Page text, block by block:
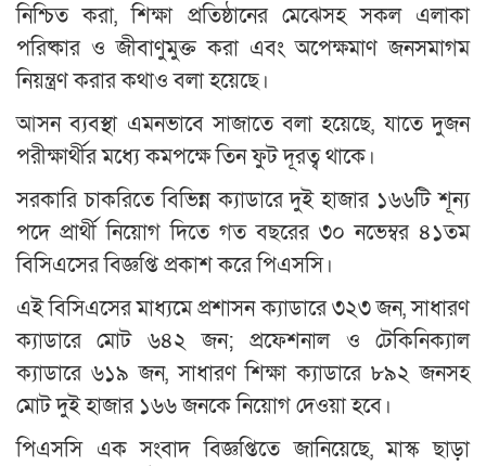
নিশ্চিত করা, শিক্ষা প্রতিষ্ঠানের মেঝেসহ সকল এলাকা
পরিষ্কার ও জীবাণুমুক্ত করা এবং অপেক্ষমাণ জনসমাগম
নিয়ন্ত্রণ করার কথাও বলা হয়েছে।
আসন ব্যবস্থা এমনভাবে সাজাতে বলা হয়েছে, যাতে দুজন
পরীক্ষার্থীর মধ্যে কমপক্ষে তিন ফুট দূরত্ব থাকে।
সরকারি চাকরিতে বিভিন্ন ক্যাডারে দুই হাজার ১৬৬টি শূন্য
পদে প্রার্থী নিয়োগ দিতে গত বছরের ৩০ নভেম্বর ৪১তম
বিসিএসের বিজ্ঞপ্তি প্রকাশ করে পিএসসি।
এই বিসিএসের মাধ্যমে প্রশাসন ক্যাডারে ৩২৩ জন, সাধারণ
ক্যাডারে মোট ৬৪২ জন; প্রফেশনাল ও টেকিনিক্যাল
ক্যাডারে ৬১৯ জন, সাধারণ শিক্ষা ক্যাডারে ৮৯২ জনসহ
মোট দুই হাজার ১৬৬ জনকে নিয়োগ দেওয়া হবে।
পিএসসি এক সংবাদ বিজ্ঞপ্তিতে জানিয়েছে, মাস্ক ছাড়া